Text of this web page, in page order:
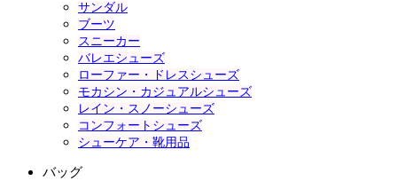
サンダル
ブーツ
スニーカー
バレエシューズ
ローファー・ドレスシューズ
モカシン・カジュアルシューズ
レイン・スノーシューズ
コンフォートシューズ
シューケア・靴用品
バッグ